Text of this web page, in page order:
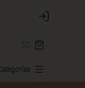
Login
$0